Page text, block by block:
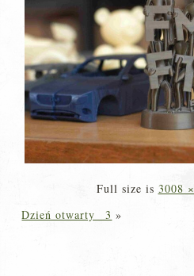
Full size is 3008
Dzień otwarty _3 »